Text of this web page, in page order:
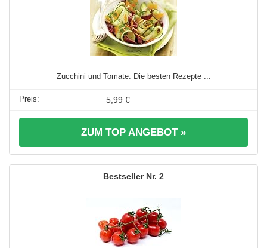
Zucchini und Tomate: Die besten Rezepte ...
5,99 €
ZUM TOP ANGEBOT »
2